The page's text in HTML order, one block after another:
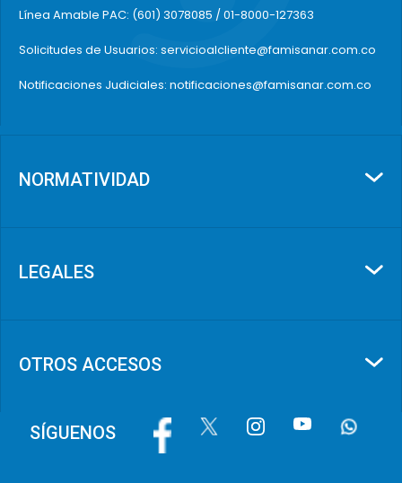
Línea Amable PAC: (601) 3078085 / 01-8000-127363
Solicitudes de Usuarios: servicioalcliente@famisanar.com.co
Notificaciones Judiciales: notificaciones@famisanar.com.co
NORMATIVIDAD
LEGALES
OTROS ACCESOS
SÍGUENOS Image Image Image Image Image